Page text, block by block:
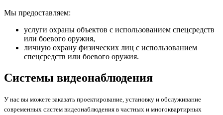
Мы предоставляем:
услуги охраны объектов с использованием спецсредств
или боевого оружия,
личную охрану физических лиц с использованием
спецсредств или боевого оружия.
Системы видеонаблюдения
У нас вы можете заказать проектирование, установку и обслуживание
современных систем видеонаблюдения в частных и многоквартирных